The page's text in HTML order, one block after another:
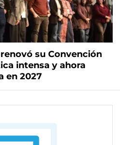
su Convención
intensa y ahora
en 2027